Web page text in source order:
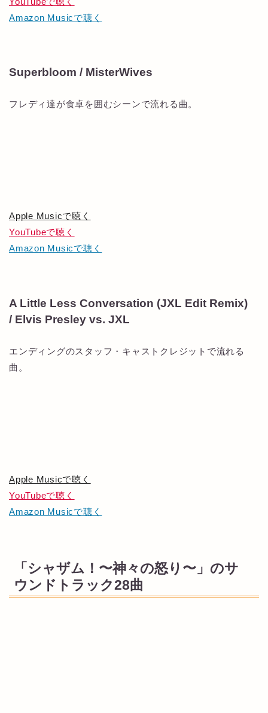
Amazon Musicで聴く
Superbloom / MisterWives
フレディ達が食卓を囲むシーンで流れる曲。
Apple Musicで聴く
YouTubeで聴く
Amazon Musicで聴く
A Little Less Conversation (JXL Edit Remix)
/ Elvis Presley vs. JXL
エンディングのスタッフ・キャストクレジットで流れる
曲。
Apple Musicで聴く
YouTubeで聴く
Amazon Musicで聴く
「シャザム！〜神々の怒り〜」のサ
ウンドトラック28曲